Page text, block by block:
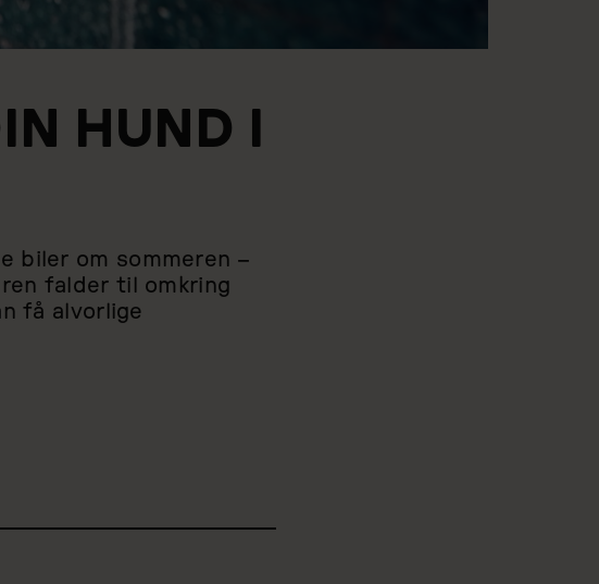
HUND I
biler om sommeren –
falder til omkring
få alvorlige